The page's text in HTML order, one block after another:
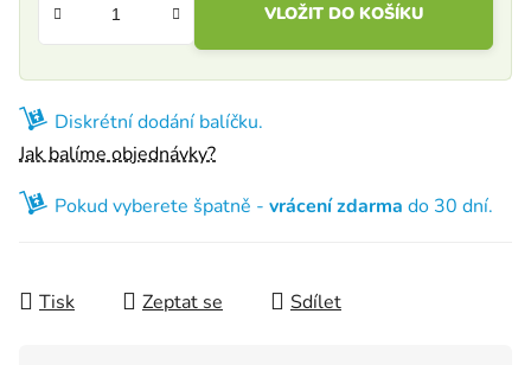
VLOŽIT DO KOŠÍKU
Diskrétní dodání balíčku.
Jak balíme objednávky?
Pokud vyberete špatně - vrácení zdarma do 30 dní.
Tisk Zeptat se Sdílet